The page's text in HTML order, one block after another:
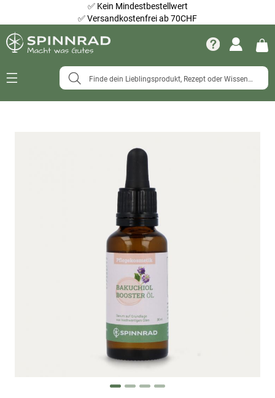
✅ Kein Mindestbestellwert
✅Versandkostenfrei ab 70CHF
Navigation